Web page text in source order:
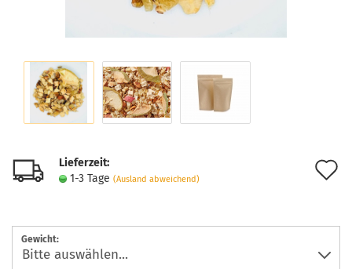
Lieferzeit:
1-3 Tage (Ausland abweichend)
Gewicht: